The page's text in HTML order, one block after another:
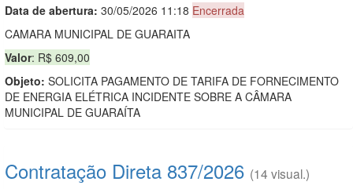
Data de abertura: 30/05/2026 11:18 Encerrada
CAMARA MUNICIPAL DE GUARAITA
Valor: R$ 609,00
Objeto: SOLICITA PAGAMENTO DE TARIFA DE FORNECIMENTO
DE ENERGIA ELÉTRICA INCIDENTE SOBRE A CÂMARA
MUNICIPAL DE GUARAÍTA
Contratação Direta 837/2026 (14 visual.)